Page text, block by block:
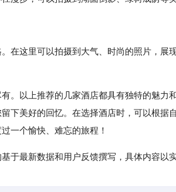
在这里可以拍摄到大气、时尚的照片，展
以上推荐的几家酒店都具有独特的魅力
下美好的回忆。在选择酒店时，可以根据
一个愉快、难忘的旅程！
于最新数据和用户反馈撰写，具体内容以